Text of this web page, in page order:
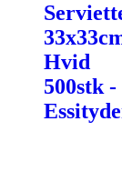
Hvid
500stk -